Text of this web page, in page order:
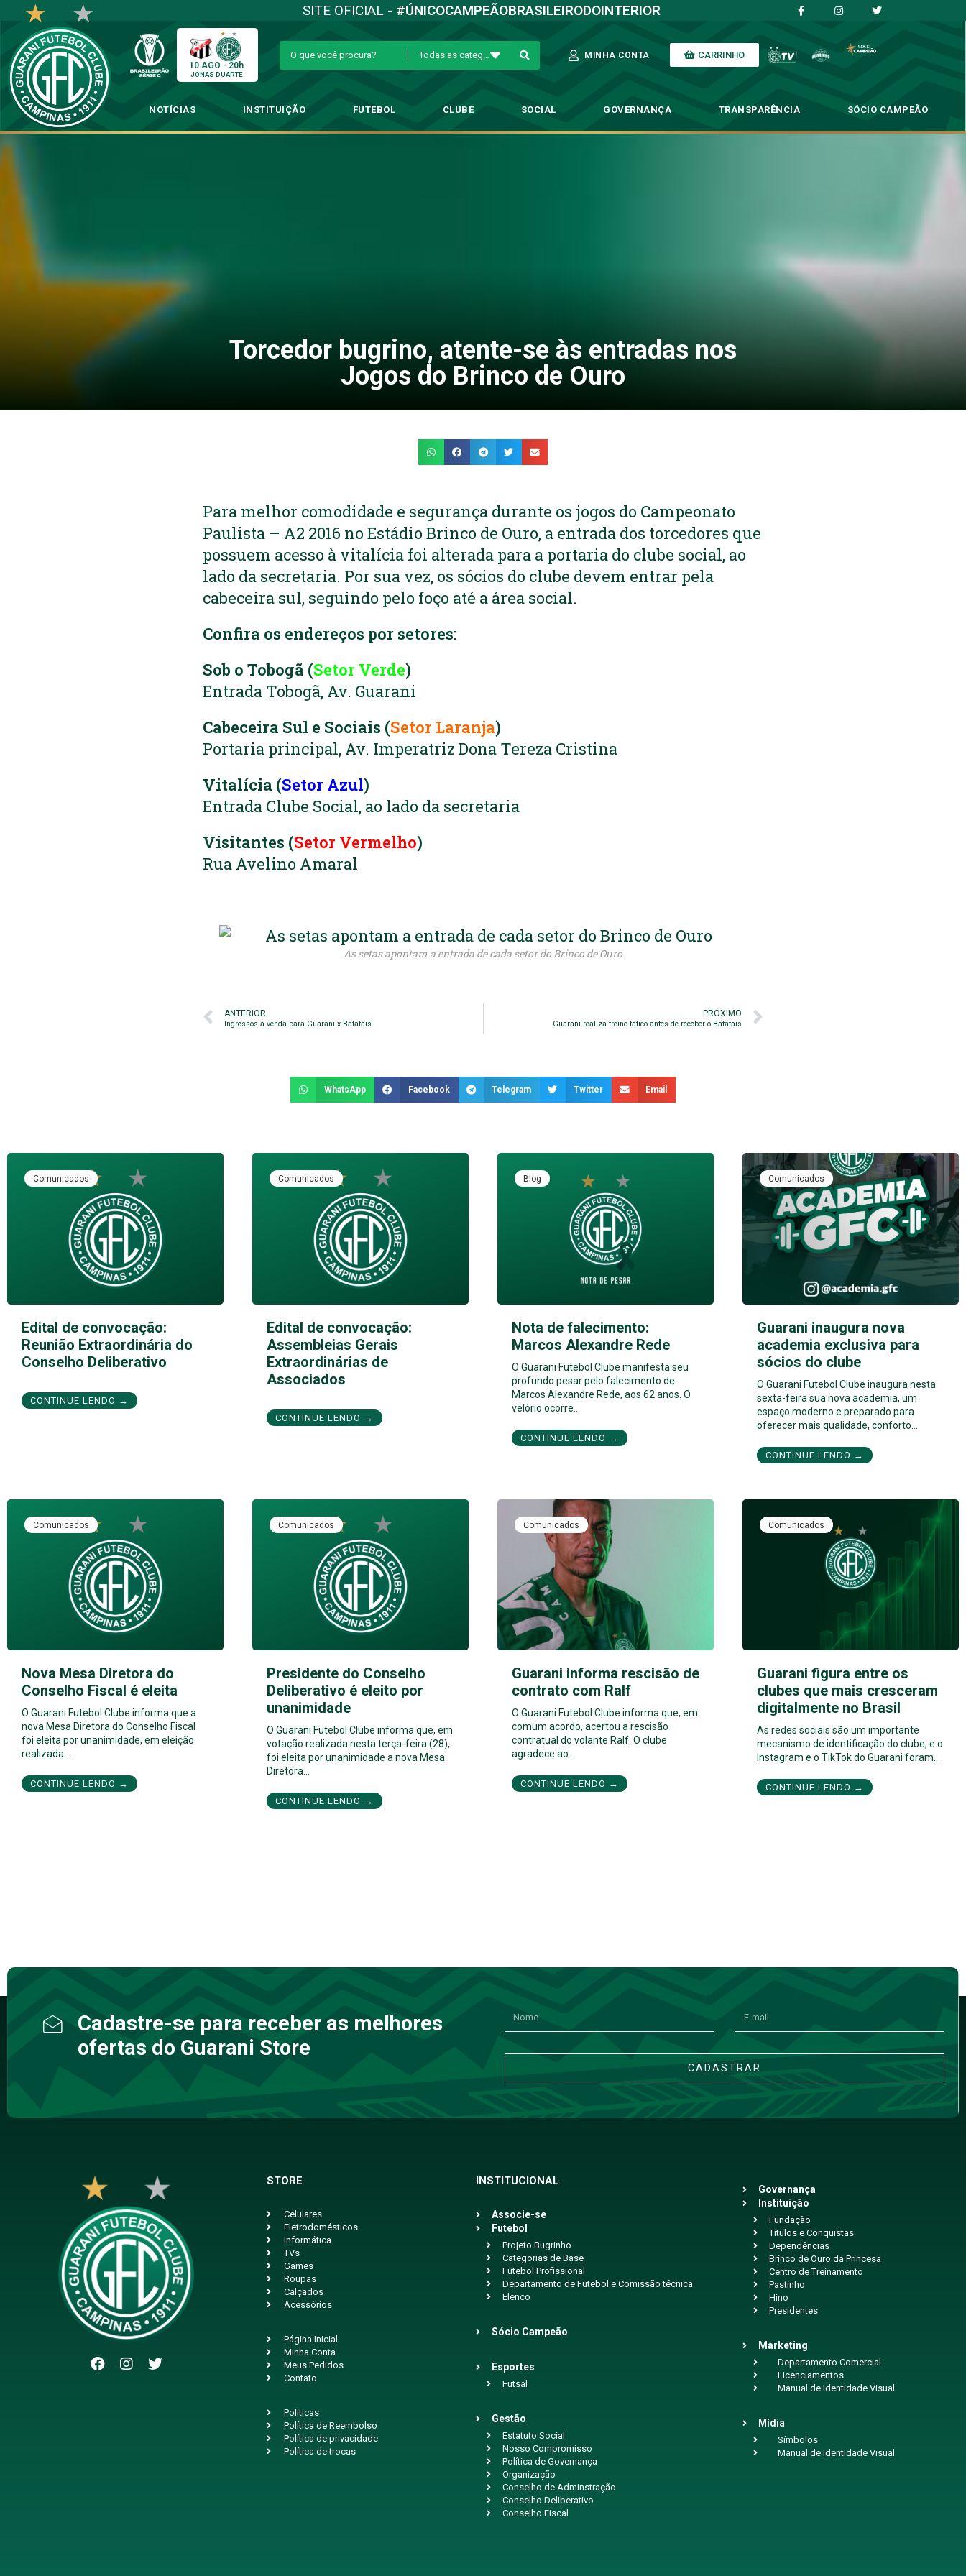
SITE OFICIAL - #ÚNICOCAMPEÃOBRASILEIRODOINTERIOR
10 AGO - 20h
JONAS DUARTE
MINHA CONTA CARRINHO
NOTÍCIAS INSTITUIÇÃO FUTEBOL CLUBE SOCIAL GOVERNANÇA TRANSPARÊNCIA SÓCIO CAMPEÃO
Torcedor bugrino, atente-se às entradas nos
Jogos do Brinco de Ouro
Para melhor comodidade e segurança durante os jogos do Campeonato
Paulista – A2 2016 no Estádio Brinco de Ouro, a entrada dos torcedores que
possuem acesso à vitalícia foi alterada para a portaria do clube social, ao
lado da secretaria. Por sua vez, os sócios do clube devem entrar pela
cabeceira sul, seguindo pelo foço até a área social.
Confira os endereços por setores:
Sob o Tobogã (Setor Verde)
Entrada Tobogã, Av. Guarani
Cabeceira Sul e Sociais (Setor Laranja)
Portaria principal, Av. Imperatriz Dona Tereza Cristina
Vitalícia (Setor Azul)
Entrada Clube Social, ao lado da secretaria
Visitantes (Setor Vermelho)
Rua Avelino Amaral
As setas apontam a entrada de cada setor do Brinco de Ouro
ANTERIOR
Ingressos à venda para Guarani x Batatais
PRÓXIMO
Guarani realiza treino tático antes de receber o Batatais
WhatsApp Facebook Telegram Twitter Email
Comunicados
Edital de convocação:
Reunião Extraordinária do
Conselho Deliberativo
CONTINUE LENDO →
Comunicados
Edital de convocação:
Assembleias Gerais
Extraordinárias de
Associados
CONTINUE LENDO →
Blog
Nota de falecimento:
Marcos Alexandre Rede
O Guarani Futebol Clube manifesta seu
profundo pesar pelo falecimento de
Marcos Alexandre Rede, aos 62 anos. O
velório ocorre…
CONTINUE LENDO →
Comunicados
Guarani inaugura nova
academia exclusiva para
sócios do clube
O Guarani Futebol Clube inaugura nesta
sexta-feira sua nova academia, um
espaço moderno e preparado para
oferecer mais qualidade, conforto…
CONTINUE LENDO →
Comunicados
Nova Mesa Diretora do
Conselho Fiscal é eleita
O Guarani Futebol Clube informa que a
nova Mesa Diretora do Conselho Fiscal
foi eleita por unanimidade, em eleição
realizada…
CONTINUE LENDO →
Comunicados
Presidente do Conselho
Deliberativo é eleito por
unanimidade
O Guarani Futebol Clube informa que, em
votação realizada nesta terça-feira (28),
foi eleita por unanimidade a nova Mesa
Diretora…
CONTINUE LENDO →
Comunicados
Guarani informa rescisão de
contrato com Ralf
O Guarani Futebol Clube informa que, em
comum acordo, acertou a rescisão
contratual do volante Ralf. O clube
agradece ao…
CONTINUE LENDO →
Comunicados
Guarani figura entre os
clubes que mais cresceram
digitalmente no Brasil
As redes sociais são um importante
mecanismo de identificação do clube, e o
Instagram e o TikTok do Guarani foram…
CONTINUE LENDO →
Cadastre-se para receber as melhores
ofertas do Guarani Store
CADASTRAR
STORE
Celulares
Eletrodomésticos
Informática
TVs
Games
Roupas
Calçados
Acessórios
Página Inicial
Minha Conta
Meus Pedidos
Contato
Políticas
Política de Reembolso
Política de privacidade
Política de trocas
INSTITUCIONAL
Associe-se
Futebol
Projeto Bugrinho
Categorias de Base
Futebol Profissional
Departamento de Futebol e Comissão técnica
Elenco
Sócio Campeão
Esportes
Futsal
Gestão
Estatuto Social
Nosso Compromisso
Política de Governança
Organização
Conselho de Adminstração
Conselho Deliberativo
Conselho Fiscal
Governança
Instituição
Fundação
Títulos e Conquistas
Dependências
Brinco de Ouro da Princesa
Centro de Treinamento
Pastinho
Hino
Presidentes
Marketing
Departamento Comercial
Licenciamentos
Manual de Identidade Visual
Mídia
Símbolos
Manual de Identidade Visual